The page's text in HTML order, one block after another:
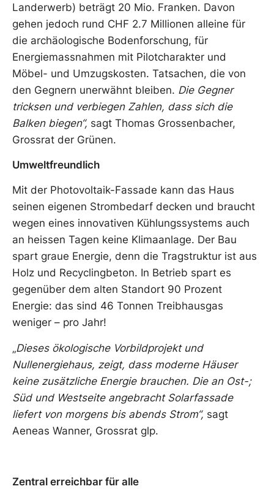
Landerwerb) beträgt 20 Mio. Franken. Davon
gehen jedoch rund CHF 2.7 Millionen alleine für
die archäologische Bodenforschung, für
Energiemassnahmen mit Pilotcharakter und
Möbel- und Umzugskosten. Tatsachen, die von
den Gegnern unerwähnt bleiben. Die Gegner
tricksen und verbiegen Zahlen, dass sich die
Balken biegen“, sagt Thomas Grossenbacher,
Grossrat der Grünen.
Umweltfreundlich
Mit der Photovoltaik-Fassade kann das Haus
seinen eigenen Strombedarf decken und braucht
wegen eines innovativen Kühlungssystems auch
an heissen Tagen keine Klimaanlage. Der Bau
spart graue Energie, denn die Tragstruktur ist aus
Holz und Recyclingbeton. In Betrieb spart es
gegenüber dem alten Standort 90 Prozent
Energie: das sind 46 Tonnen Treibhausgas
weniger – pro Jahr!
„Dieses ökologische Vorbildprojekt und
Nullenergiehaus, zeigt, dass moderne Häuser
keine zusätzliche Energie brauchen. Die an Ost-;
Süd und Westseite angebracht Solarfassade
liefert von morgens bis abends Strom“, sagt
Aeneas Wanner, Grossrat glp.
Zentral erreichbar für alle